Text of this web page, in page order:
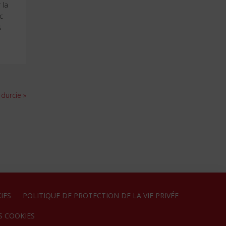
la
»
POLITIQUE DE PROTECTION DE LA VIE PRIVÉE
COOKIES